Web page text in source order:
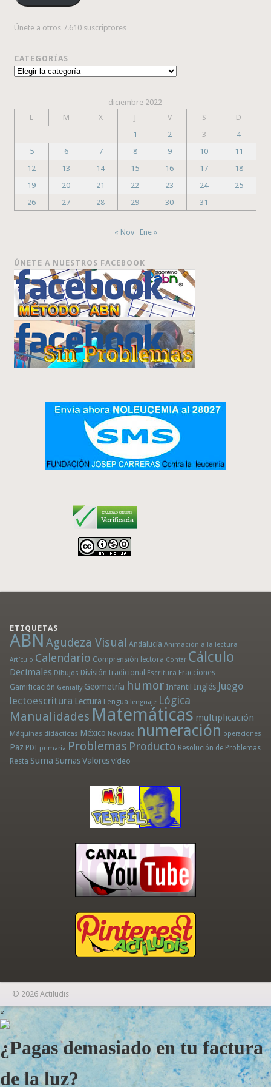
Únete a otros 7.610 suscriptores
CATEGORÍAS
Categorías
diciembre 2022
L
M X J V S
D
1
2 3
4
5
6 7 8 9 10
11
12
13 14 15 16 17
18
19
20 21 22 23 24
25
26
27 28 29 30 31
« Nov Ene »
ÚNETE A NUESTROS FACEBOOK
ETIQUETAS
ABN Agudeza Visual Andalucía Animación a la lectura
Artículo Calendario Comprensión lectora Contar Cálculo
Decimales Dibujos División tradicional Escritura Fracciones
Gamificación Genially Geometría humor Infantil Inglés Juego
lectoescritura Lectura Lengua lenguaje Lógica
Manualidades Matemáticas multiplicación
Máquinas didácticas México Navidad numeración operaciones
Paz PDI primaria Problemas Producto Resolución de Problemas
Resta Suma Sumas Valores vídeo
© 2026 Actiludis
×
¿Pagas demasiado en tu factura
de la luz?